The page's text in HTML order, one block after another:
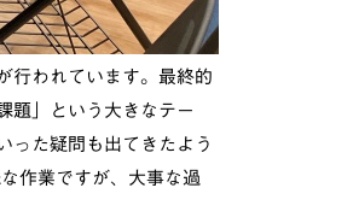
行われています。最終的
題」という大きなテー
った疑問も出てきたよう
作業ですが、大事な過